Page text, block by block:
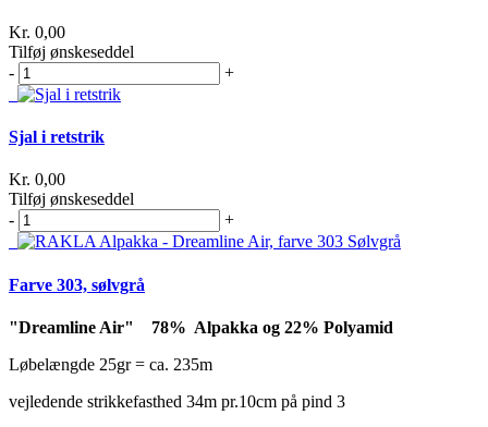
Kr. 0,00
Tilføj ønskeseddel
-
+
Sjal i retstrik
Kr. 0,00
Tilføj ønskeseddel
-
+
Farve 303, sølvgrå
"Dreamline Air" 78% Alpakka og 22% Polyamid
Løbelængde 25gr = ca. 235m
vejledende strikkefasthed 34m pr.10cm på pind 3